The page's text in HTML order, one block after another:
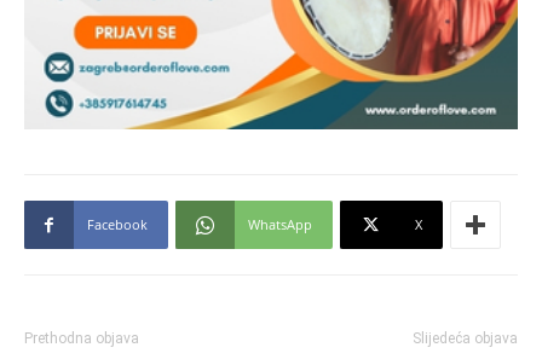
Facebook WhatsApp X
Prethodna objava Slijedeća objava